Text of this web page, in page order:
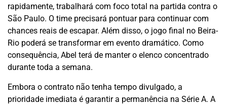
rapidamente, trabalhará com foco total na partida contra o
São Paulo. O time precisará pontuar para continuar com
chances reais de escapar. Além disso, o jogo final no Beira-
Rio poderá se transformar em evento dramático. Como
consequência, Abel terá de manter o elenco concentrado
durante toda a semana.
Embora o contrato não tenha tempo divulgado, a
prioridade imediata é garantir a permanência na Série A. A